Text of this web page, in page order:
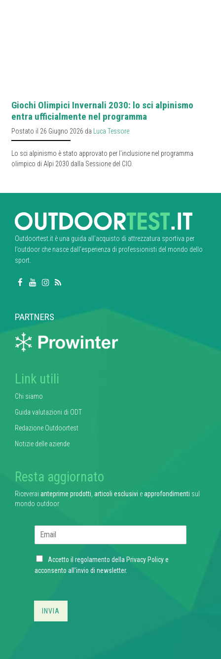
Giochi Olimpici Invernali 2030: lo sci alpinismo
entra ufficialmente nel programma
Postato il 26 Giugno 2026 da Luca Tessore
Lo sci alpinismo è stato approvato per l'inclusione nel programma
olimpico di Alpi 2030 dalla Sessione del CIO.
Outdoortest.it è una guida all’acquisto di attrezzatura sportiva per
l’outdoor che nasce dall’esperienza di professionisti del mondo dello
sport.
PARTNERS
Link utili
Chi siamo
Guida valutazioni di ODT
Redazione Outdoortest
Notizie delle aziende
Resta aggiornato
Riceverai anteprime prodotti articoli esclusivi eapprofondimenti sul
mondo outdoor
l
C
h
Accetto il regolamento della Privacy Policye
acconsento all'invio di newsletter.
INVIA